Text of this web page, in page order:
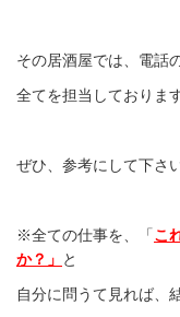
その居酒屋では、電話
全てを担当しております
ぜひ、参考にして下さい
※全ての仕事を、「こ
か？」 と
自分に問うて見れば、